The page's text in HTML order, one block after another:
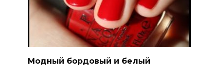
Модный бордовый и белый